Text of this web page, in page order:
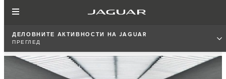
ДЕЛОВНИТЕ АКТИВНОСТИ НА JAGUAR
ПРЕГЛЕД